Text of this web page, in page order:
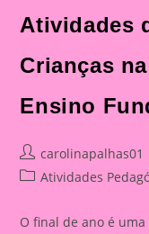
Atividades
Crianças
Ensino
Post
author:
carolinapalhas01
PostAtividades
O final de ano é